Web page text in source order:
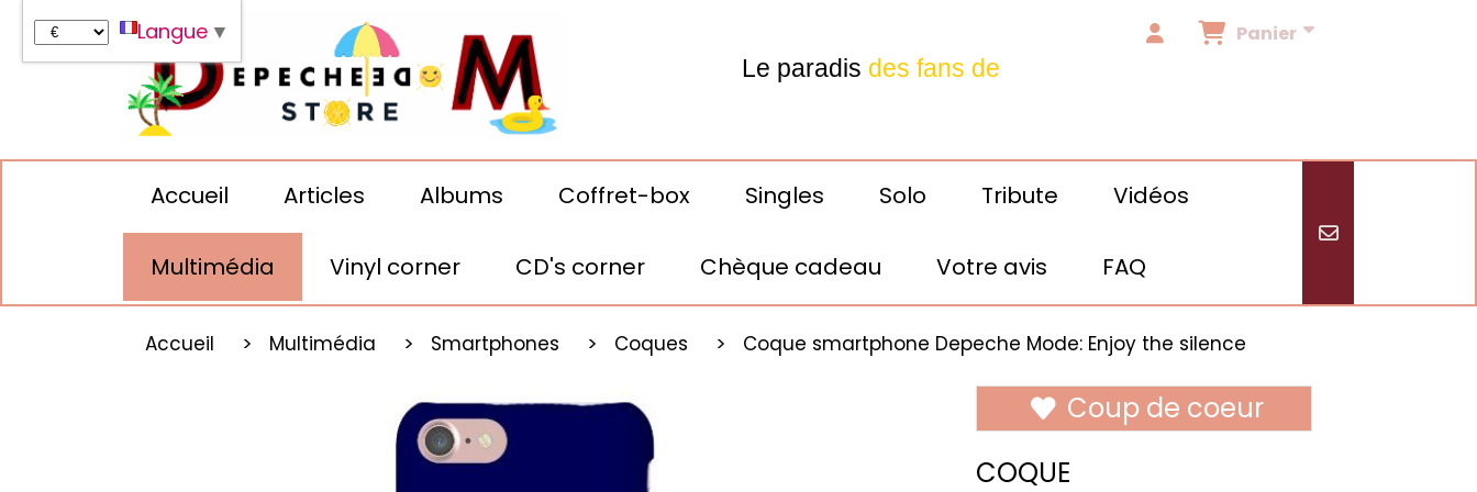
Le paradis des fans de
Votre E-shop préféré! 24h/24
Panier
Accueil Articles Albums Coffret-box Singles Solo Tribute Vidéos
Multimédia Vinyl corner CD's corner Chèque cadeau Votre avis FAQ
Accueil Multimédia Smartphones Coques Coque smartphone Depeche Mode: Enjoy the silence
Coup de coeur
COQUE
Langue ▼